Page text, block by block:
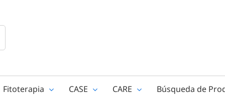
Fitoterapia CASE CARE Búsqueda de